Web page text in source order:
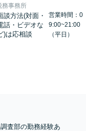
務事務所
談方法(対面・
話・ビデオな
)は応相談
営業時間：0
9:00~21:00
（平日）
査部の勤務経験あ